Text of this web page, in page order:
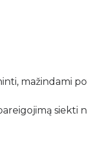
mažindami
siekti